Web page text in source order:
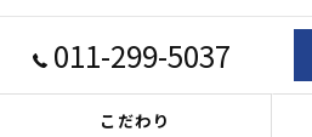
011-299-5037
こだわり